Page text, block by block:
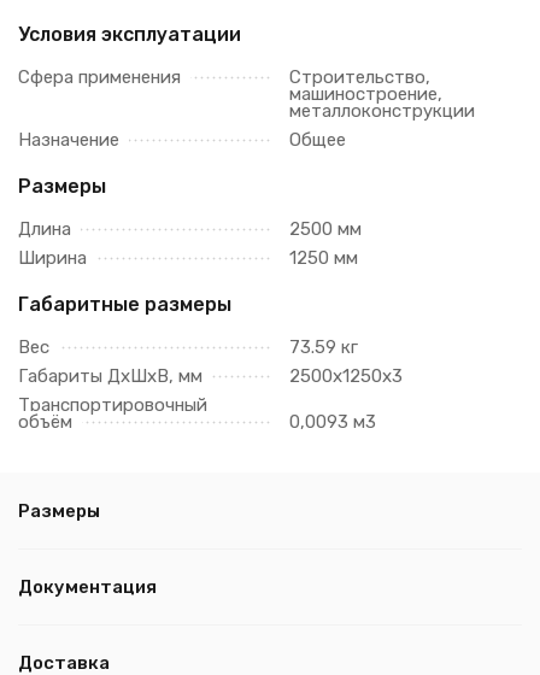
Условия эксплуатации
Сфера применения Строительство,
машиностроение,
металлоконструкции
Назначение
Общее
Размеры
Длина
2500 мм
Ширина
1250 мм
Габаритные размеры
Вес
73.59 кг
Габариты ДхШхВ, мм
2500х1250х3
Транспортировочный
объём 0,0093 м3
Размеры
Документация
Доставка